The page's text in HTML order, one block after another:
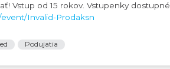
Vstup od 15 rokov. Vstupenky dostupné
Invalid-Prodaksn
Podujatia